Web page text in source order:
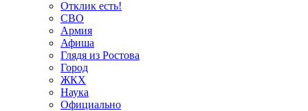
Отклик есть!
СВО
Армия
Афиша
Глядя из Ростова
Город
ЖКХ
Наука
Официально